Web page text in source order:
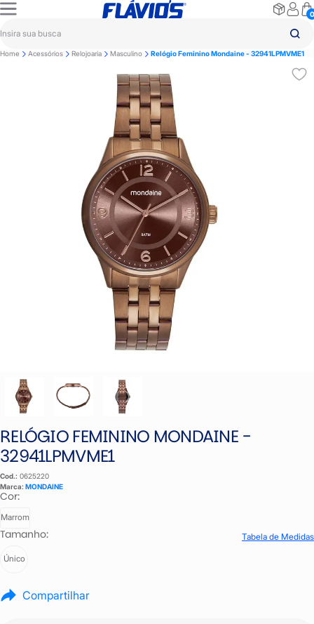
0
Home Acessórios Relojoaria Masculino Relógio Feminino Mondaine - 32941LPMVME1
RELÓGIO FEMININO MONDAINE -
32941LPMVME1
Cod.: 0625220
Marca: MONDAINE
Cor:
Marrom
Tamanho: Tabela de Medidas
Único
Compartilhar